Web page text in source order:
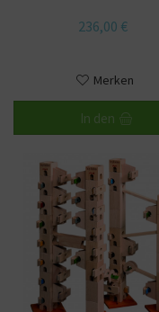
236,00 €
Merken
In den